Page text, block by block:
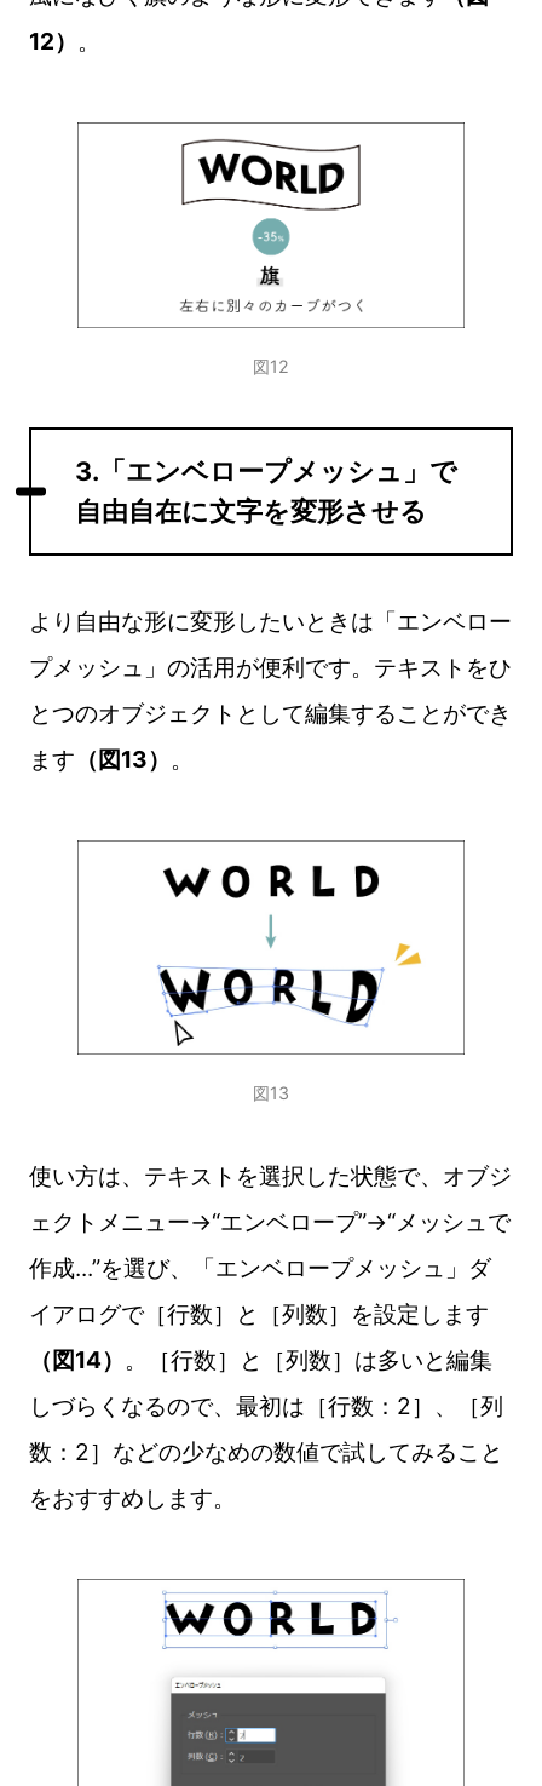
12） 。
図12
3.「エンベロープメッシュ」で
自由自在に文字を変形させる
より自由な形に変形したいときは「エンベロー
プメッシュ」の活用が便利です。テキストをひ
とつのオブジェクトとして編集することができ
ます （図13） 。
図13
使い方は、テキストを選択した状態で、オブジ
ェクトメニュー→“エンベロープ”→“メッシュで
作成...”を選び、「エンベロープメッシュ」ダ
イアログで［行数］と［列数］を設定します
（図14） 。［行数］と［列数］は多いと編集
しづらくなるので、最初は［行数：2］、［列
数：2］などの少なめの数値で試してみること
をおすすめします。